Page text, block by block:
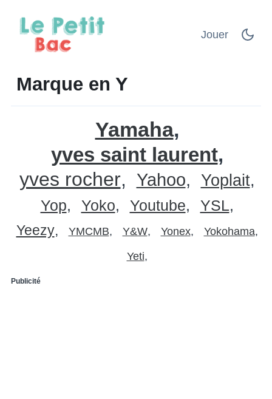
Jouer
Marque en Y
Yamaha
yves saint laurent
yves rocher Yahoo Yoplait
Yop Yoko Youtube YSL
Yeezy YMCMB Y&W Yonex Yokohama
Yeti
Publicité